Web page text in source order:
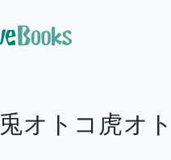
兎オトコ虎オ